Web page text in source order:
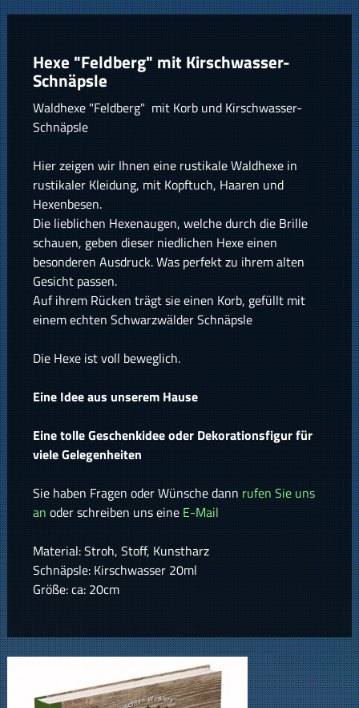
Hexe "Feldberg" mit Kirschwasser-
Schnäpsle
Waldhexe "Feldberg" mit Korb und Kirschwasser-
Schnäpsle
Hier zeigen wir Ihnen eine rustikale Waldhexe in
rustikaler Kleidung, mit Kopftuch, Haaren und
Hexenbesen.
Die lieblichen Hexenaugen, welche durch die Brille
schauen, geben dieser niedlichen Hexe einen
besonderen Ausdruck. Was perfekt zu ihrem alten
Gesicht passen.
Auf ihrem Rücken trägt sie einen Korb, gefüllt mit
einem echten Schwarzwälder Schnäpsle
Die Hexe ist voll beweglich.
Eine Idee aus unserem Hause
Eine tolle Geschenkidee oder Dekorationsfigur für
viele Gelegenheiten
Sie haben Fragen oder Wünsche dann rufen Sie uns
an oder schreiben uns eine E-Mail
Material: Stroh, Stoff, Kunstharz
Schnäpsle: Kirschwasser 20ml
Größe: ca: 20cm